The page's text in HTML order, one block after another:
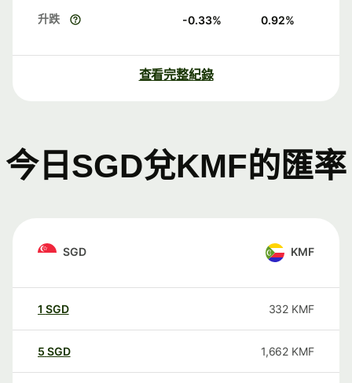
升跌 -0.33% 0.92%
查看完整紀錄
今日SGD兌KMF的匯率
SGD KMF
1 SGD 332 KMF
5 SGD 1,662 KMF